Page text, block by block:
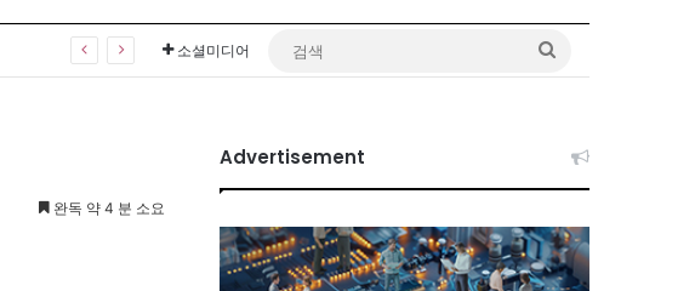
소셜미디어
완독 약 4 분 소요
Advertisement